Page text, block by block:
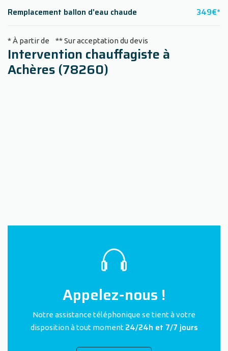
Remplacement ballon d'eau chaude 349€*
* À partir de ** Sur acceptation du devis
Intervention chauffagiste à
Achères (78260)
Appelez-nous !
Notre assistance téléphonique se tient à votre
disposition à tout moment 24/24h et 7/7 jours